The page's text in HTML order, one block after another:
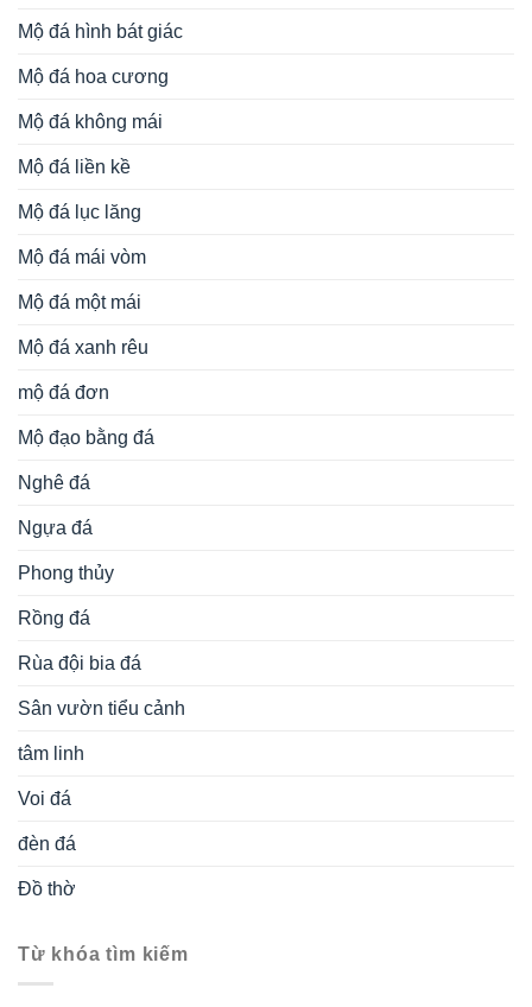
Mộ đá hình bát giác
Mộ đá hoa cương
Mộ đá không mái
Mộ đá liền kề
Mộ đá lục lăng
Mộ đá mái vòm
Mộ đá một mái
Mộ đá xanh rêu
mộ đá đơn
Mộ đạo bằng đá
Nghê đá
Ngựa đá
Phong thủy
Rồng đá
Rùa đội bia đá
Sân vườn tiểu cảnh
tâm linh
Voi đá
đèn đá
Đồ thờ
Từ khóa tìm kiếm